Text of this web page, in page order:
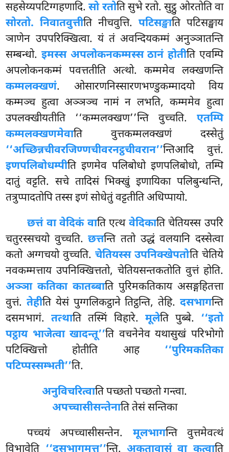
सहसेय्यपटिग्गहणादि.सो रतोति सुभे रतो. सुट्ठु ओरतोति वा
सोरतो. निवातवुत्तीति नीचवुत्ति. पटिसङ्खाति पटिसङ्खाय
ञाणेन उपपरिक्खित्वा. यं तं अवन्दियकम्मं अनुञ्ञातन्ति
सम्बन्धो. इमस्स अपलोकनकम्मस्स ठानं होतीति एवम्पि
अपलोकनकम्मं पवत्ततीति अत्थो. कम्ममेव लक्खणन्ति
कम्मलक्खणं. ओसारणनिस्सारणभण्डुकम्मादयो विय
कम्मञ्च हुत्वा अञ्ञञ्च नामं न लभति, कम्ममेव हुत्वा
उपलक्खीयतीति ‘‘कम्मलक्खण’’न्ति वुच्चति. एतम्पि
कम्मलक्खणमेवाति वुत्तकम्मलक्खणं दस्सेतुं
‘‘अच्छिन्नचीवरजिण्णचीवरनट्ठचीवरान’’न्तिआदि वुत्तं.
इणपलिबोधम्पीति इणमेव पलिबोधो इणपलिबोधो, तम्पि
दातुं वट्टति. सचे तादिसं भिक्खुं इणायिका पलिबुन्धन्ति,
तत्रुप्पादतोपि तस्स इणं सोधेतुं वट्टतीति अधिप्पायो.
छत्तं वा वेदिकं वाति एत्थ वेदिकाति चेतियस्स उपरि
चतुरस्सचयो वुच्चति.छत्तन्ति ततो उद्धं वलयानि दस्सेत्वा
कतो अग्गचयो वुच्चति.चेतियस्स उपनिक्खेपतोति चेतिये
नवकम्मत्ताय उपनिक्खित्ततो, चेतियसन्तकतोति वुत्तं होति.
अञ्ञा कतिका कातब्बाति पुरिमकतिकाय असङ्गहितत्ता
वुत्तं. तेहीति येसं पुग्गलिकट्ठाने तिट्ठन्ति, तेहि. दसभागन्ति
दसमभागं.तत्थाति तस्मिं विहारे. मूलेति पुब्बे. ‘‘इतो
पट्ठाय भाजेत्वा खादन्तू’’ति वचनेनेव यथासुखं परिभोगो
पटिक्खित्तो होतीति आह ‘‘पुरिमकतिका
पटिप्पस्सम्भती’’ति.
अनुविचरित्वाति पच्छतो पच्छतो गन्त्वा.
अपच्चासीसन्तेनाति तेसं सन्तिका
पच्चयं अपच्चासीसन्तेन. मूलभागन्ति वुत्तमेवत्थं